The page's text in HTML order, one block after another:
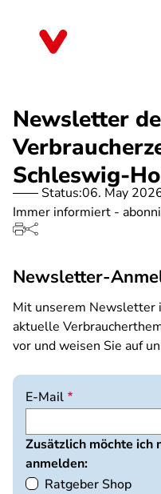
Newsletter
Schleswig-
Status:06. May
Immer informiert -
Newsletter-
Mit unserem Newsletter
aktuelle
vor und weisen Sie auf
E-Mail
Zusätzlich möchte ich
anmelden:
Ratgeber Shop